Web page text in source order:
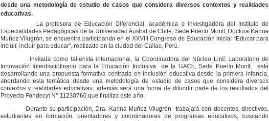
desde una metodología de estudio de casos que considera diversos contextos y realidades
educativas.
La profesora de Educación Diferencial, académica e investigadora del Instituto de
Especialidades Pedagógicas de la Universidad Austral de Chile, Sede Puerto Montt, Doctora Karina
Muñoz Vilugrón, se encuentra participando en el XXVIII Congreso de Educación Inicial “Educar para
incluir, incluir para educar”, realizado en la ciudad del Callao, Perú.
Invitada como tallerista internacional, la Coordinadora del Núcleo LinE Laboratorio de
Innovación Interdisciplinario para la Educación Inclusiva de la UACh, Sede Puerto Montt, está
desarrollando una propuesta formativa centrada en inclusión educativa desde la primera infancia,
abordando esta temática desde una metodología de estudio de casos que considera diversos
contextos y realidades educativas, además será una forma de difundir parte de los resultados del
Proyecto Fondecyt N° 11230766 que finaliza este año.
Durante su participación, Dra. Karina Muñoz Vilugrón trabajará con docentes, directivos,
estudiantes en formación, orientadores y coordinadores de programas educativos, buscando